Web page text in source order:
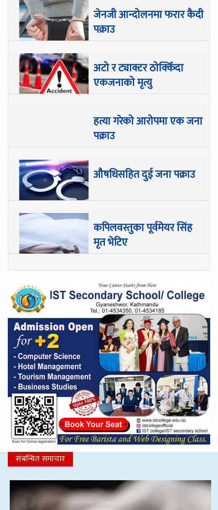
जेनजी आन्दोलनमा फरार कैदी
पक्राउ
अटो र ट्याक्टर ठोक्किँदा
एकजनाको मृत्यु
हत्या गरेको आरोपमा एक जना
पक्राउ
औषधिसहित दुई जना पक्राउ
कपिलवस्तुका पूर्वमेयर सिंह
मृत भेटिए
संबन्धित समाचार